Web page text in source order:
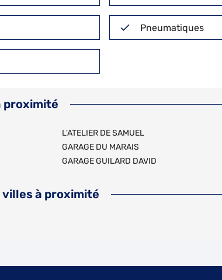
Pneumatiques
proximité
L'ATELIER DE SAMUEL
GARAGE DU MARAIS
GARAGE GUILARD DAVID
villes à proximité